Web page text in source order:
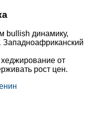
bullish динамику,
Западноафриканский
от
рост цен.